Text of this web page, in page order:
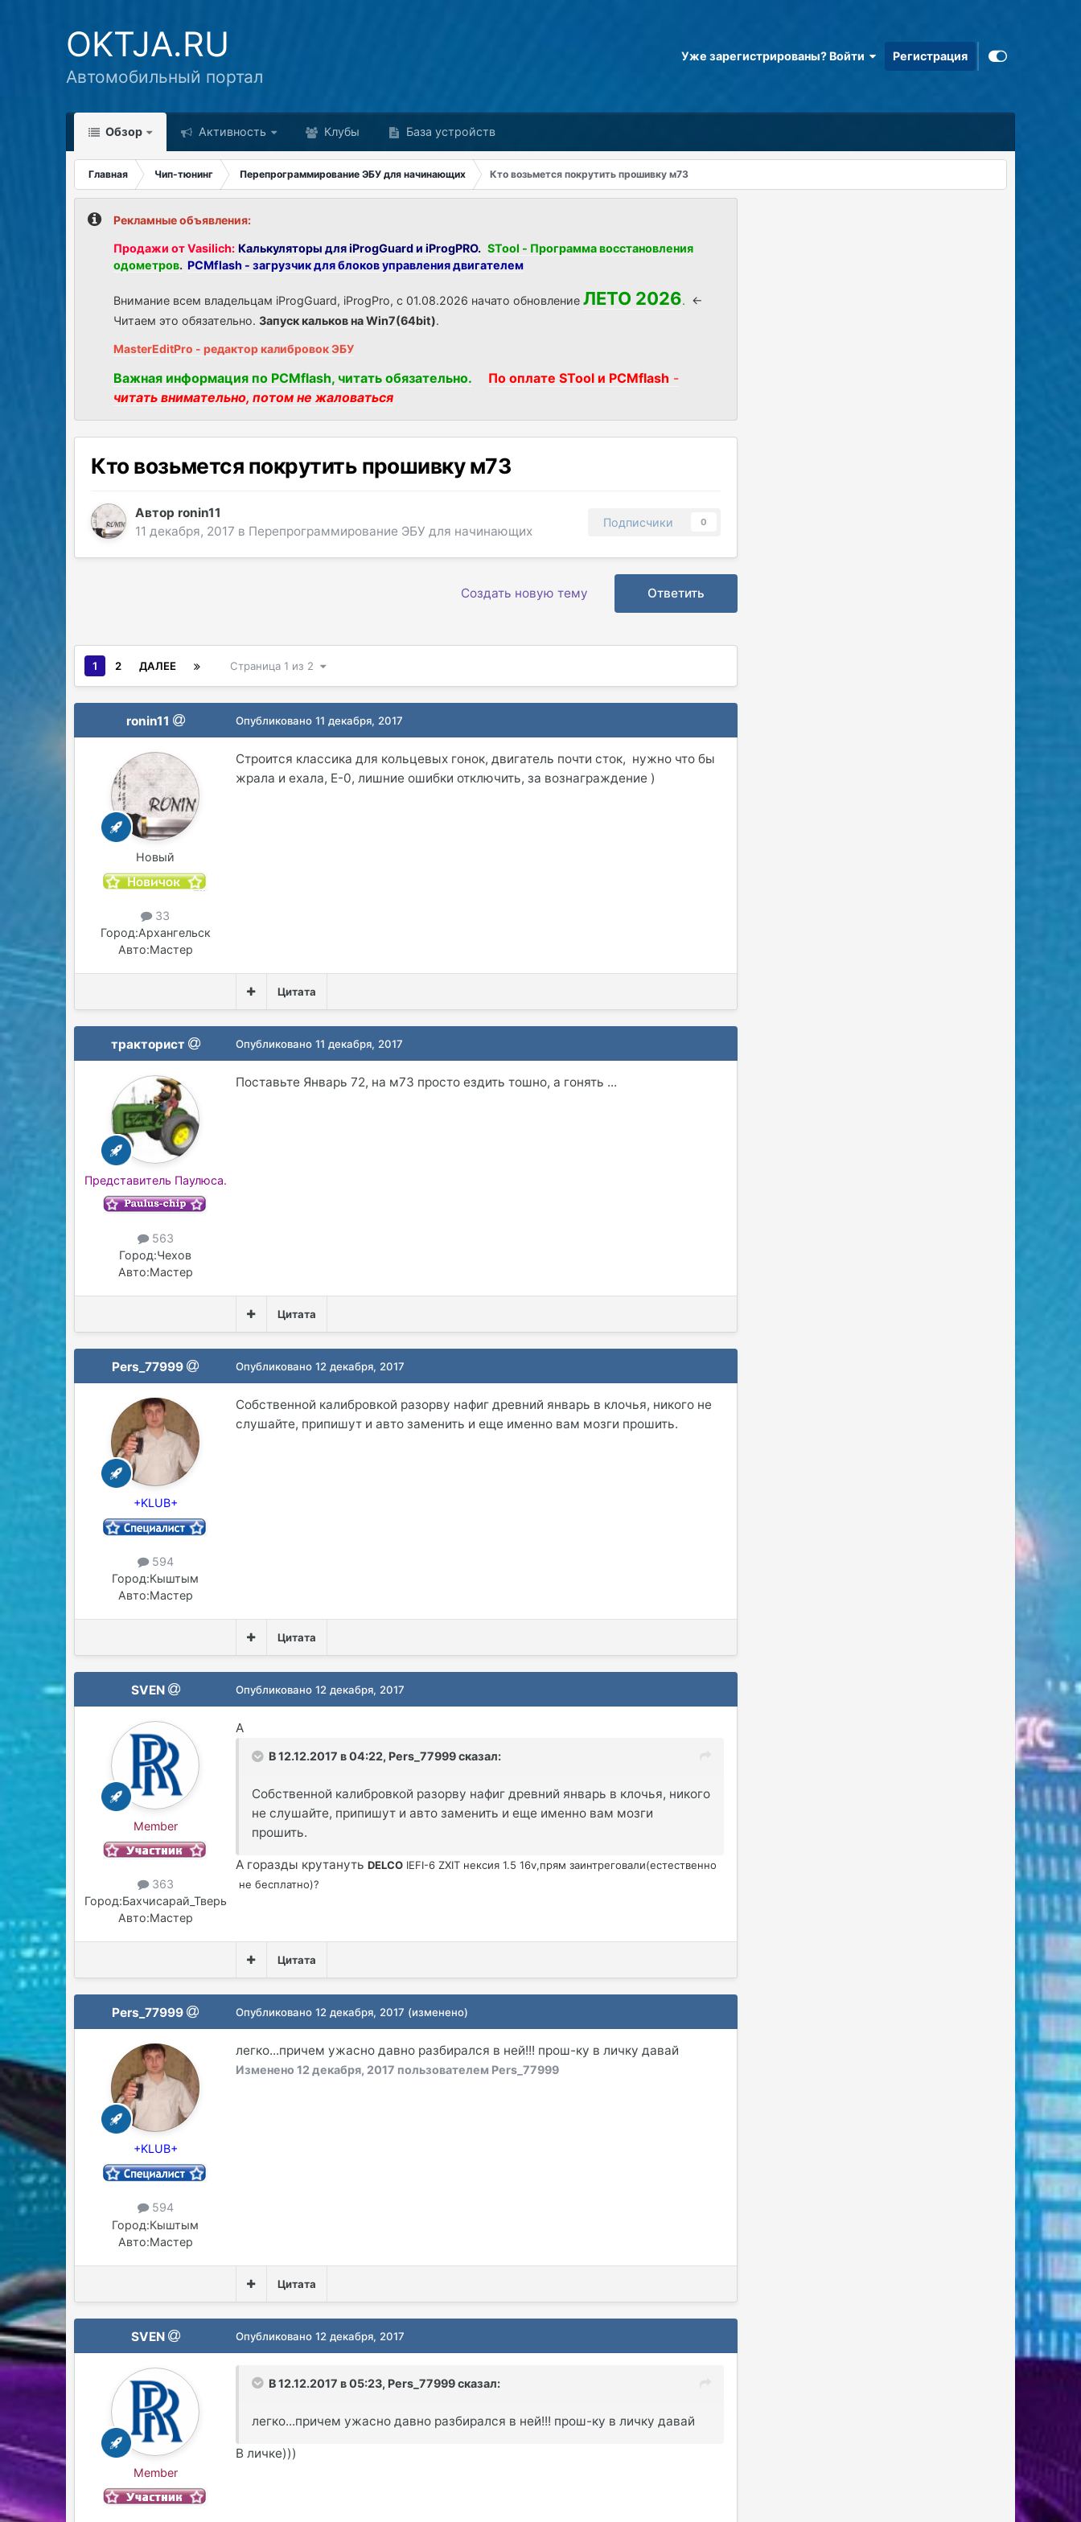
OKTJA.RU
Автомобильный портал
Уже зарегистрированы? Войти Регистрация
Обзор Активность Клубы База устройств
Главная Чип-тюнинг Перепрограммирование ЭБУ для начинающих Кто возьмется покрутить прошивку м73
Рекламные объявления:
Продажи от Vasilich: Калькуляторы для iProgGuard и iProgPRO. STool - Программа восстановления
одометров. PCMflash - загрузчик для блоков управления двигателем
Внимание всем владельцам iProgGuard, iProgPro, с 01.08.2026 начато обновлениеЛЕТО 2026. <-
Читаем это обязательно.Запуск кальков на Win7(64bit).
MasterEditPro - редактор калибровок ЭБУ
Важная информация по PCMflash, читать обязательно. По оплате STool и PCMflash -
читать внимательно, потом не жаловаться
Кто возьмется покрутить прошивку м73
Автор ronin11
11 декабря, 2017 в Перепрограммирование ЭБУ для начинающих
Подписчики 0
Ответить
Создать новую тему
1 2 ДАЛЕЕ Страница 1 из 2
ronin11
Новый
33
Город:Архангельск
Авто:Мастер
Опубликовано11 декабря, 2017
Строится классика для кольцевых гонок, двигатель почти сток, нужно что бы
жрала и ехала, Е-0, лишние ошибки отключить, за вознаграждение )
Цитата
тракторист
Представитель Паулюса.
563
Город:Чехов
Авто:Мастер
Опубликовано11 декабря, 2017
Поставьте Январь 72, на м73 просто ездить тошно, а гонять ...
Цитата
Pers_77999
+KLUB+
594
Город:Кыштым
Авто:Мастер
Опубликовано12 декабря, 2017
Собственной калибровкой разорву нафиг древний январь в клочья, никого не
слушайте, припишут и авто заменить и еще именно вам мозги прошить.
Цитата
SVEN
Member
363
Город:Бахчисарай_Тверь
Авто:Мастер
Опубликовано12 декабря, 2017
А
В 12.12.2017 в 04:22, Pers_77999сказал:
Собственной калибровкой разорву нафиг древний январь в клочья, никого
не слушайте, припишут и авто заменить и еще именно вам мозги
прошить.
А горазды крутанутьDELCO IEFI-6 ZXIT нексия 1.5 16v,прям заинтреговали(естественно
не бесплатно)?
Цитата
Pers_77999
+KLUB+
594
Город:Кыштым
Авто:Мастер
Опубликовано12 декабря, 2017 (изменено)
легко...причем ужасно давно разбирался в ней!!! прош-ку в личку давай
Изменено12 декабря, 2017 пользователем Pers_77999
Цитата
SVEN
Member
Опубликовано12 декабря, 2017
В 12.12.2017 в 05:23, Pers_77999сказал:
легко...причем ужасно давно разбирался в ней!!! прош-ку в личку давай
В личке)))